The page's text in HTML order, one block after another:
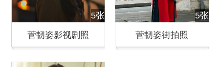
5张
菅韧姿影视剧照
5张
菅韧姿街拍照